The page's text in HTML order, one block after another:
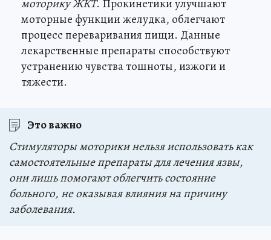
моторику ЖКТ. Прокинетики улучшают
моторные функции желудка, облегчают
процесс переваривания пищи. Данные
лекарственные препараты способствуют
устранению чувства тошноты, изжоги и
тяжести.
Это важно
Стимуляторы моторики нельзя использовать как
самостоятельные препараты для лечения язвы,
они лишь помогают облегчить состояние
больного, не оказывая влияния на причину
заболевания.